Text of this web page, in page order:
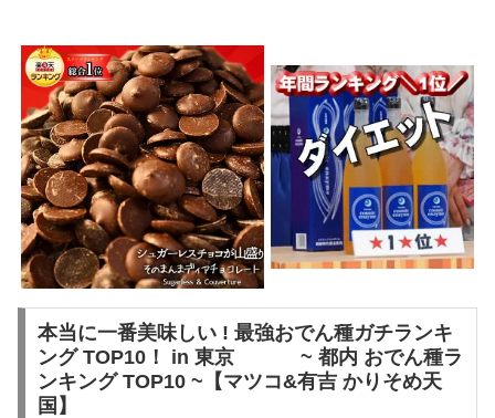
本当に一番美味しい ! 最強おでん種ガチランキ
ング TOP10！ in 東京 ~ 都内 おでん種ラ
ンキング TOP10 ~【マツコ&有吉 かりそめ天
国】